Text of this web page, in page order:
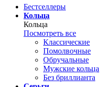
Бестселлеры
Кольца
Кольца
Посмотреть все
Классические
Помолвочные
Обручальные
Мужские кольца
Без бриллианта